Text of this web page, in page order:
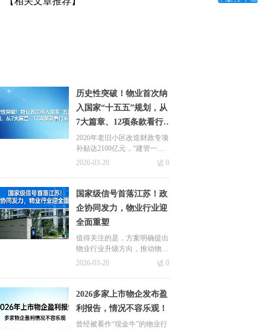
历史性突破！物业首次纳
入国家“十五五”规划，从
7大篇章、12项条款看行
业变革
2026年老旧小区改造财政专项
补贴达2100亿元，“建管一体
化”模式将成为主流，物业作
显。
넶 0
2026-03-20
国家级信号首落江苏！政
企协同发力，物业行业迎
全面重塑
值得关注的是，方案明确提出
物业行业升级方向，推动物业
服务从单一小区管理向“小区
型。
넶 0
2026-03-20
2026多家上市物企发布盈
利报告，情况不容乐观！
曾经被看作“现金牛”的物业行
体育线上平